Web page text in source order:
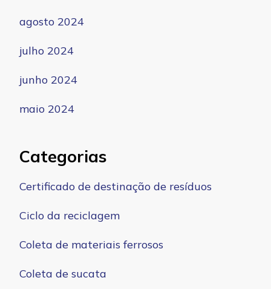
agosto 2024
julho 2024
junho 2024
maio 2024
Categorias
Certificado de destinação de resíduos
Ciclo da reciclagem
Coleta de materiais ferrosos
Coleta de sucata